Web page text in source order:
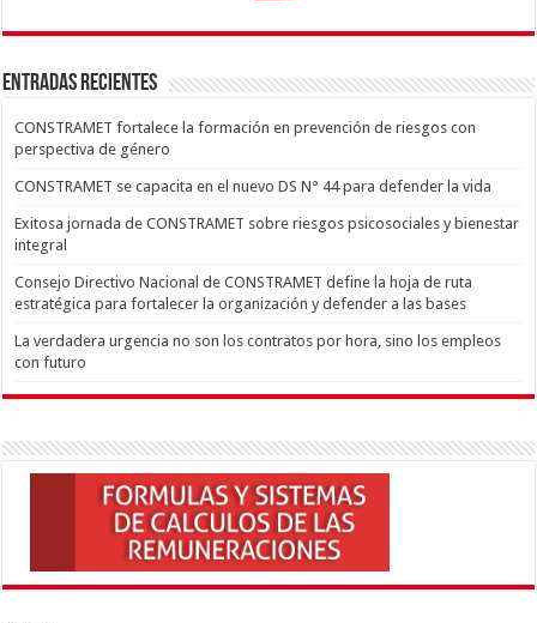
ENTRADAS RECIENTES
CONSTRAMET fortalece la formación en prevención de riesgos con
perspectiva de género
CONSTRAMET se capacita en el nuevo DS N° 44 para defender la vida
Exitosa jornada de CONSTRAMET sobre riesgos psicosociales y bienestar
integral
Consejo Directivo Nacional de CONSTRAMET define la hoja de ruta
estratégica para fortalecer la organización y defender a las bases
La verdadera urgencia no son los contratos por hora, sino los empleos
con futuro